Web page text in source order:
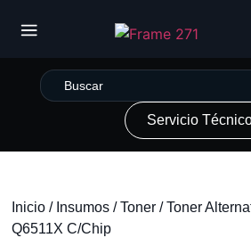
Servicio
Inicio / Insumos /Toner / Toner
Q6511X C/Chip